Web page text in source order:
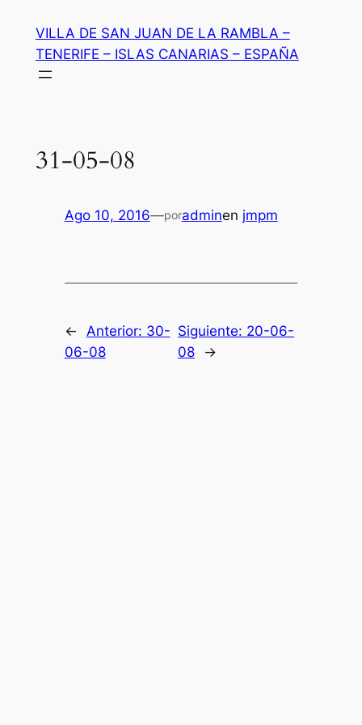
contenido
VILLA DE SAN JUAN DE LA RAMBLA –
TENERIFE – ISLAS CANARIAS – ESPAÑA
31-05-08
Ago 10, 2016—poradminen jmpm
← Anterior: 30-
06-08
Siguiente: 20-06-
08
→